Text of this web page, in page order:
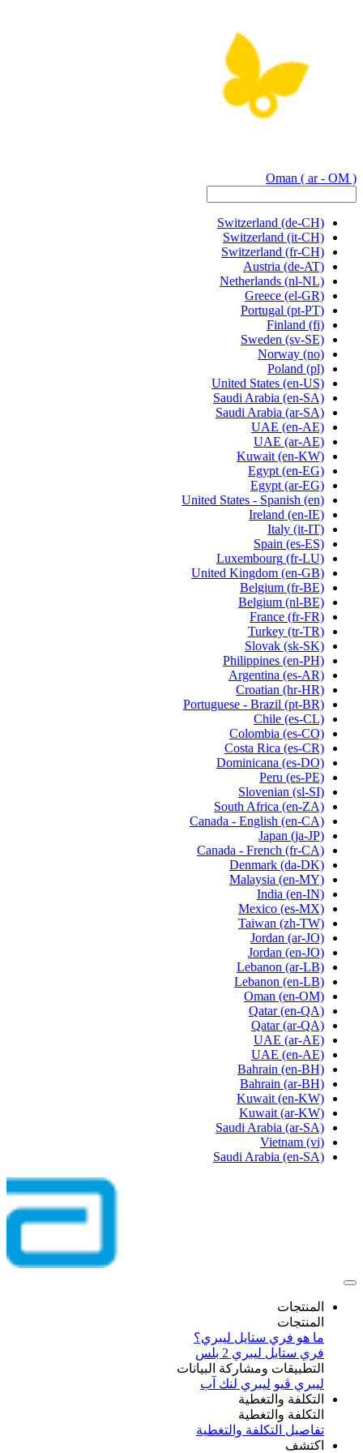
Oman ( ar - OM )
Switzerland (de-CH)
Switzerland (it-CH)
Switzerland (fr-CH)
Austria (de-AT)
Netherlands (nl-NL)
Greece (el-GR)
Portugal (pt-PT)
Finland (fi)
Sweden (sv-SE)
Norway (no)
Poland (pl)
United States (en-US)
Saudi Arabia (en-SA)
Saudi Arabia (ar-SA)
UAE (en-AE)
UAE (ar-AE)
Kuwait (en-KW)
Egypt (en-EG)
Egypt (ar-EG)
United States - Spanish (en)
Ireland (en-IE)
Italy (it-IT)
Spain (es-ES)
Luxembourg (fr-LU)
United Kingdom (en-GB)
Belgium (fr-BE)
Belgium (nl-BE)
France (fr-FR)
Turkey (tr-TR)
Slovak (sk-SK)
Philippines (en-PH)
Argentina (es-AR)
Croatian (hr-HR)
Portuguese - Brazil (pt-BR)
Chile (es-CL)
Colombia (es-CO)
Costa Rica (es-CR)
Dominicana (es-DO)
Peru (es-PE)
Slovenian (sl-SI)
South Africa (en-ZA)
Canada - English (en-CA)
Japan (ja-JP)
Canada - French (fr-CA)
Denmark (da-DK)
Malaysia (en-MY)
India (en-IN)
Mexico (es-MX)
Taiwan (zh-TW)
Jordan (ar-JO)
Jordan (en-JO)
Lebanon (ar-LB)
Lebanon (en-LB)
Oman (en-OM)
Qatar (en-QA)
Qatar (ar-QA)
UAE (ar-AE)
UAE (en-AE)
Bahrain (en-BH)
Bahrain (ar-BH)
Kuwait (en-KW)
Kuwait (ar-KW)
Saudi Arabia (ar-SA)
Vietnam (vi)
Saudi Arabia (en-SA)
المنتجات
المنتجات
ما هو فري ستايل ليبري؟
فري ستايل ليبري 2 بلس​
التطبيقات ومشاركة البيانات
ليبري ڤيو ليبري لنك آب
التكلفة والتغطية
التكلفة والتغطية
تفاصيل التكلفة والتغطية
اكتشف​